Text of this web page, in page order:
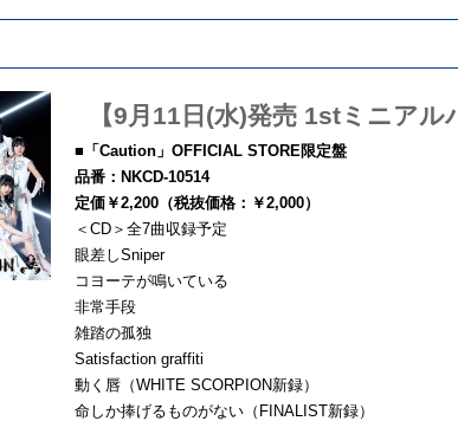
【9月11日(水)発売 1stミニアル
■「Caution」OFFICIAL STORE限定盤
品番：NKCD-10514
定価￥2,200（税抜価格：￥2,000）
＜CD＞全7曲収録予定
眼差しSniper
コヨーテが鳴いている
非常手段
雑踏の孤独
Satisfaction graffiti
動く唇（WHITE SCORPION新録）
命しか捧げるものがない（FINALIST新録）